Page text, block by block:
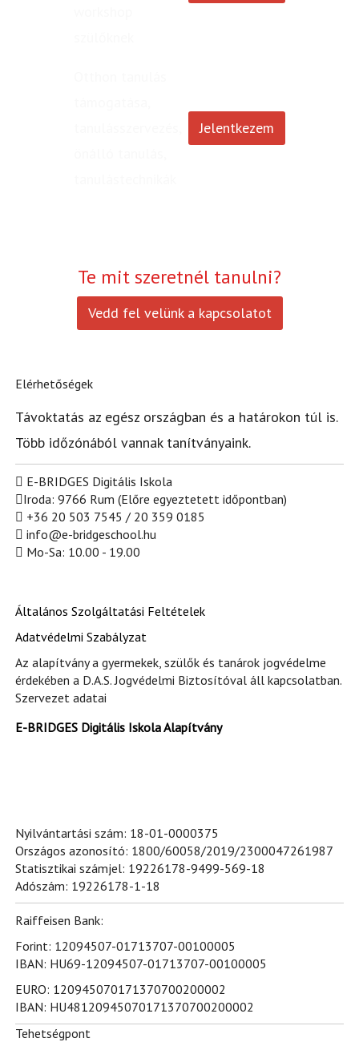
Jelentkezem
Te mit szeretnél tanulni?
Vedd fel velünk a kapcsolatot
Elérhetőségek
Távoktatás az egész országban és a határokon túl is.
Több időzónából vannak tanítványaink.
E-BRIDGES Digitális Iskola
Iroda: 9766 Rum (Előre egyeztetett időpontban)
+36 20 503 7545 / 20 359 0185
info@e-bridgeschool.hu
Mo-Sa: 10.00 - 19.00
Általános Szolgáltatási Feltételek
Adatvédelmi Szabályzat
Az alapítvány a gyermekek, szülők és tanárok jogvédelme
érdekében a D.A.S. Jogvédelmi Biztosítóval áll kapcsolatban.
Szervezet adatai
E-BRIDGES Digitális Iskola Alapítvány
Nyilvántartási szám: 18-01-0000375
Országos azonosító: 1800/60058/2019/2300047261987
Statisztikai számjel: 19226178-9499-569-18
Adószám: 19226178-1-18
Raiffeisen Bank:
Forint: 12094507-01713707-00100005
IBAN: HU69-12094507-01713707-00100005
EURO: 120945070171370700200002
IBAN: HU48120945070171370700200002
Tehetségpont